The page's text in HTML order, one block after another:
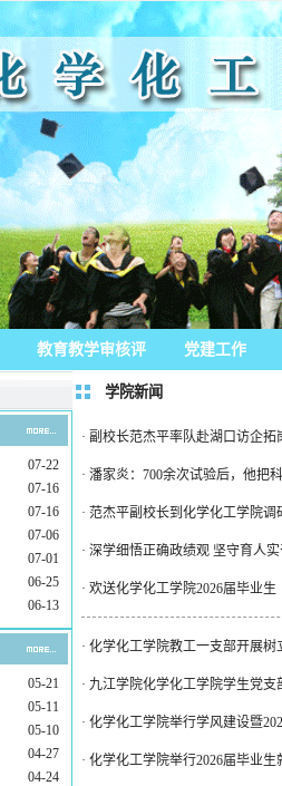
教育教学审核评
估
党建工作
07-22
07-16
07-16
07-06
07-01
06-25
06-13
05-21
05-11
05-10
04-27
04-24
学院新闻
· 副校长范杰平率队赴湖口访企
· 潘家炎：700余次试验后，他把
· 范杰平副校长到化学化工学院调
· 深学细悟正确政绩观 坚守育人
· 欢送化学化工学院2026届毕业生
· 化学化工学院教工一支部开展
· 九江学院化学化工学院学生党支
· 化学化工学院举行学风建设暨
· 化学化工学院举行2026届毕业